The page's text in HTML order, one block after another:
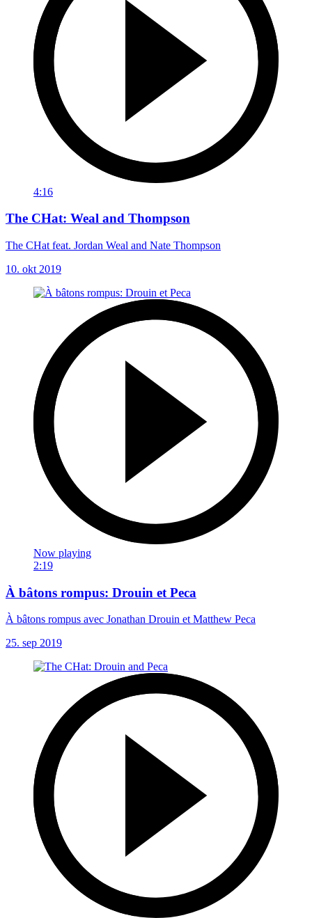
4:16
The CHat: Weal and Thompson
The CHat feat. Jordan Weal and Nate Thompson
10. okt 2019
Now playing
2:19
À bâtons rompus: Drouin et Peca
À bâtons rompus avec Jonathan Drouin et Matthew Peca
25. sep 2019